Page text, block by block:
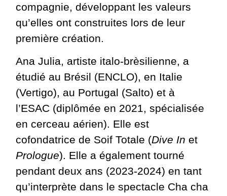
compagnie, développant les valeurs
qu’elles ont construites lors de leur
première création.
Ana Julia, artiste italo-brèsilienne, a
étudié au Brésil (ENCLO), en Italie
(Vertigo), au Portugal (Salto) et à
l’ESAC (diplômée en 2021, spécialisée
en cerceau aérien). Elle est
cofondatrice de Soif Totale (Dive In et
Prologue). Elle a également tourné
pendant deux ans (2023-2024) en tant
qu’interprète dans le spectacle Cha cha